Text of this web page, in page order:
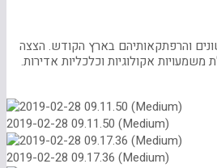
מזיקים שונים והרפתקאותיהם בארץ הקודש. הצצה
אקולוגיות וכלכליות אדירות.
2019-02-28 09.11.50 (Medium)
2019-02-28 09.17.36 (Medium)